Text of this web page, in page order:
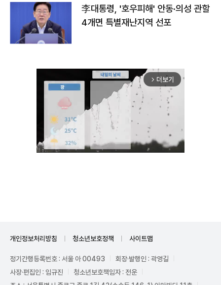
李대통령, '호우피해' 안동·의성 관할
4개면 특별재난지역 선포
arrow_forward_ios 더보기
개인정보처리방침 청소년보호정책 사이트맵
정기간행등록번호 : 서울 아 00493
회장·발행인 : 곽영길
사장·편집인 : 임규진
청소년보호책임자 : 전운